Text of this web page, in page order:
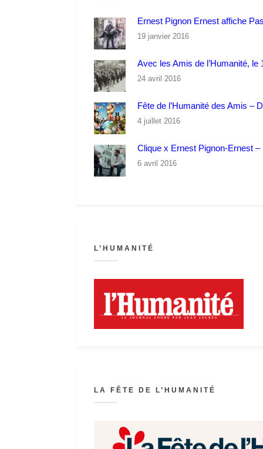
Ernest Pignon Ernest affiche
19 janvier 2016
Avec les Amis de l’Humanité, le
24 avril 2016
Fête de l’Humanité des Amis –
4 juillet 2016
Clique x Ernest Pignon-Ernest
6 avril 2016
L’HUMANITÉ
LA FÊTE DE L’HUMANITÉ